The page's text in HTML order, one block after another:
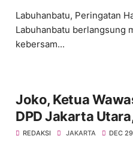
Labuhanbatu, Peringatan
Labuhanbatu berlangsung
kebersam...
Joko, Ketua
DPD Jakarta
Satpam Nasional
REDAKSI JAKARTA DEC